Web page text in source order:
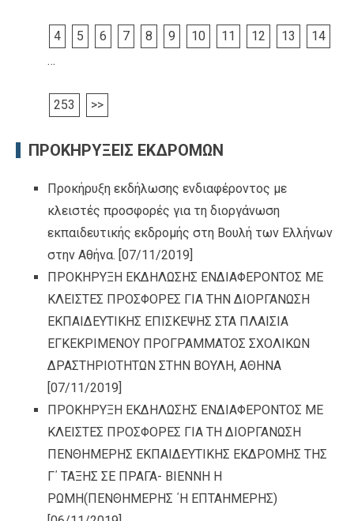
4 5 6 7 8 9 10 11 12 13
14
…
253 >>
ΠΡΟΚΗΡΥΞΕΙΣ ΕΚΔΡΟΜΩΝ
Προκήρυξη εκδήλωσης ενδιαφέροντος με
κλειστές προσφορές για τη διοργάνωση
εκπαιδευτικής εκδρομής στη Βουλή των Ελλήνων
στην Αθήνα. [07/11/2019]
ΠΡΟΚΗΡΥΞΗ ΕΚΔΗΛΩΣΗΣ ΕΝΔΙΑΦΕΡΟΝΤΟΣ ΜΕ
ΚΛΕΙΣΤΕΣ ΠΡΟΣΦΟΡΕΣ ΓΙΑ ΤΗΝ ΔΙΟΡΓΑΝΩΣΗ
ΕΚΠΑΙΔΕΥΤΙΚΗΣ ΕΠΙΣΚΕΨΗΣ ΣΤΑ ΠΛΑΙΣΙΑ
ΕΓΚΕΚΡΙΜΕΝΟΥ ΠΡΟΓΡΑΜΜΑΤΟΣ ΣΧΟΛΙΚΩΝ
ΔΡΑΣΤΗΡΙΟΤΗΤΩΝ ΣΤΗΝ ΒΟΥΛΗ, ΑΘΗΝΑ
[07/11/2019]
ΠΡΟΚΗΡΥΞΗ ΕΚΔΗΛΩΣΗΣ ΕΝΔΙΑΦΕΡΟΝΤΟΣ ΜΕ
ΚΛΕΙΣΤΕΣ ΠΡΟΣΦΟΡΕΣ ΓΙΑ ΤΗ ΔΙΟΡΓΑΝΩΣΗ
ΠΕΝΘΗΜΕΡΗΣ ΕΚΠΑΙΔΕΥΤΙΚΗΣ ΕΚΔΡΟΜΗΣ ΤΗΣ
Γ΄ ΤΑΞΗΣ ΣΕ ΠΡΑΓΑ- ΒΙΕΝΝΗ Η
ΡΩΜΗ(ΠΕΝΘΗΜΕΡΗΣ ΄Η ΕΠΤΑΗΜΕΡΗΣ)